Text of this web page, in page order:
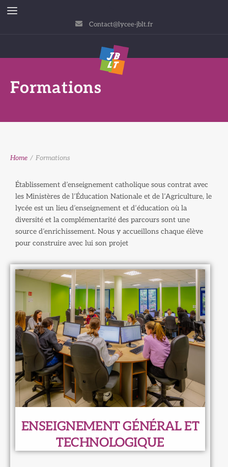
Contact@lycee-jblt.fr
Formations
Home / Formations
Établissement d’enseignement catholique sous contrat avec
les Ministères de l’Éducation Nationale et de l’Agriculture, le
lycée est un lieu d’enseignement et d’éducation où la
diversité et la complémentarité des parcours sont une
source d’enrichissement. Nous y accueillons chaque élève
pour construire avec lui son projet
ENSEIGNEMENT GÉNÉRAL ET
TECHNOLOGIQUE